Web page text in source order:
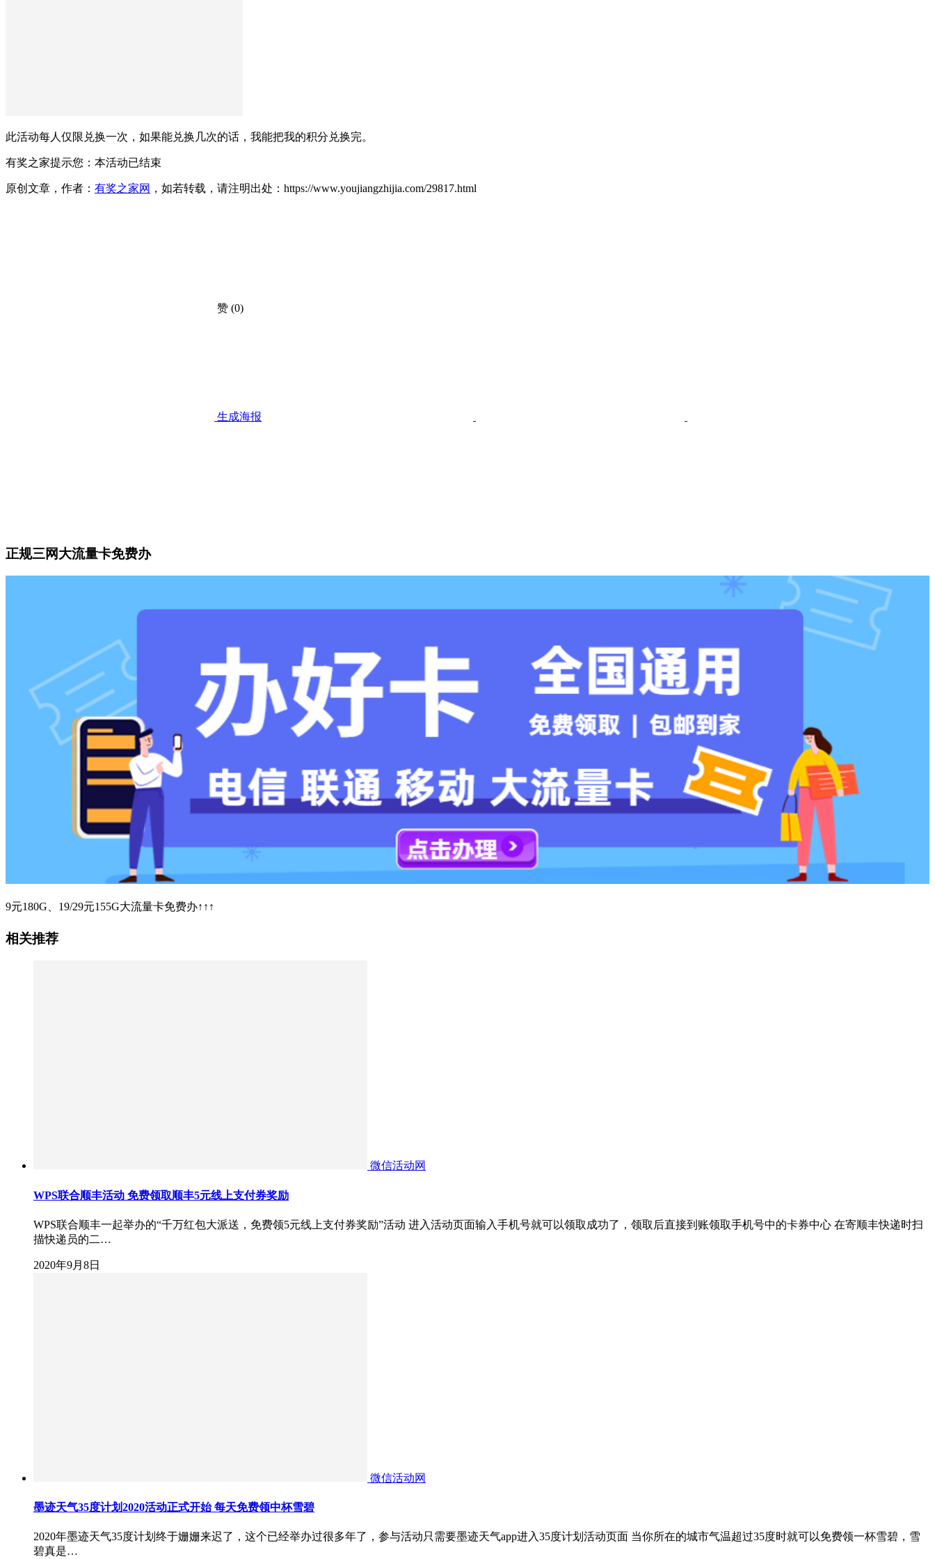
此活动每人仅限兑换一次，如果能兑换几次的话，我能把我的积分兑换完。
有奖之家提示您： 本活动已结束
原创文章，作者： 有奖之家网 ，如若转载，请注明出处：https://www.youjiangzhijia.com/29817.html
赞 (0)
生成海报
正规三网大流量卡免费办
9元180G、19/29元155G大流量卡免费办↑↑↑
相关推荐
微信活动网
WPS联合顺丰活动 免费领取顺丰5元线上支付券奖励
WPS联合顺丰一起举办的“千万红包大派送，免费领5元线上支付券奖励”活动 进入活动页面输入手机号就可以领取成功了，领取后直接到账领取手机号中的卡券中心 在寄顺丰快递时扫
描快递员的二…
2020年9月8日
微信活动网
墨迹天气35度计划2020活动正式开始 每天免费领中杯雪碧
2020年墨迹天气35度计划终于姗姗来迟了，这个已经举办过很多年了，参与活动只需要墨迹天气app进入35度计划活动页面 当你所在的城市气温超过35度时就可以免费领一杯雪碧，雪
碧真是…